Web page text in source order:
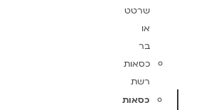
שרטט
או
בר
כסאות
רשת
כסאות